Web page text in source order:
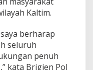
Kaltim.
berharap
seluruh
penuh
kata Brigjen Pol